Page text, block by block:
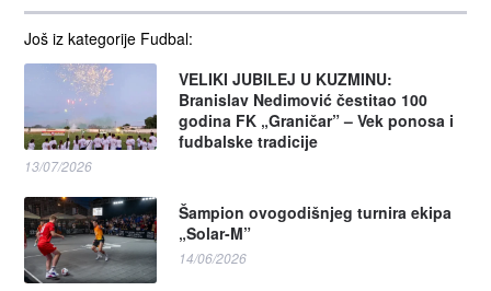
Još iz kategorije Fudbal:
VELIKI JUBILEJ U KUZMINU:
Branislav Nedimović čestitao 100
godina FK „Graničar” – Vek ponosa i
fudbalske tradicije
13/07/2026
Šampion ovogodišnjeg turnira ekipa
„Solar-M”
14/06/2026